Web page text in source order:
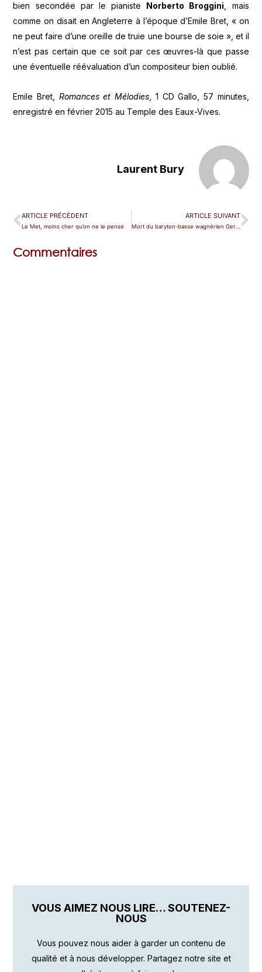
bien secondée par le pianiste Norberto Broggini , mais
comme on disait en Angleterre à l’époque d’Emile Bret, « on
ne peut faire d’une oreille de truie une bourse de soie », et il
n’est pas certain que ce soit par ces œuvres-là que passe
une éventuelle réévaluation d’un compositeur bien oublié.
Emile Bret, Romances et Mélodies , 1 CD Gallo, 57 minutes,
enregistré en février 2015 au Temple des Eaux-Vives.
Laurent Bury
ARTICLE PRÉCÉDENT
Le Met, moins cher qu’on ne le pense
ARTICLE SUIVANT
Mort du baryton-basse wagnérien Gerd Grochowski
Commentaires
VOUS AIMEZ NOUS LIRE… SOUTENEZ-
NOUS
Vous pouvez nous aider à garder un contenu de
qualité et à nous développer. Partagez notre site et